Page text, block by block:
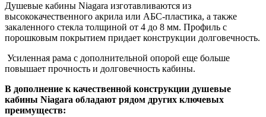
Душевые кабины Niagara изготавливаются из
высококачественного акрила или АБС-пластика, а также
закаленного стекла толщиной от 4 до 8 мм. Профиль с
порошковым покрытием придает конструкции долговечность.
Усиленная рама с дополнительной опорой еще больше
повышает прочность и долговечность кабины.
В дополнение к качественной конструкции душевые
кабины Niagara обладают рядом других ключевых
преимуществ: